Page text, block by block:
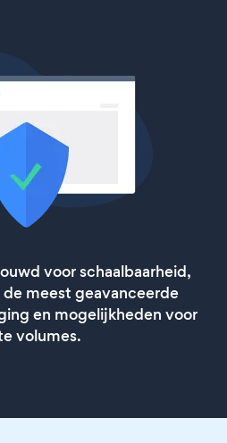
voor schaalbaarheid,
meest geavanceerde
en mogelijkheden voor
volumes.